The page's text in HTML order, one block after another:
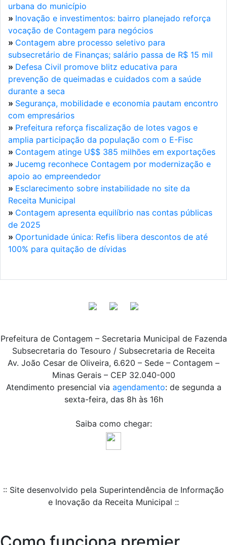
urbana do município
» Inovação e investimentos: bairro planejado reforça
vocação de Contagem para negócios
» Contagem abre processo seletivo para
subsecretário de Finanças; salário passa de R$ 15 mil
» Defesa Civil promove blitz educativa para
prevenção de queimadas e cuidados com a saúde
durante a seca
» Segurança, mobilidade e economia pautam encontro
com empresários
» Prefeitura reforça fiscalização de lotes vagos e
amplia participação da população com o E-Fisc
» Contagem atinge U$$ 385 milhões em exportações
» Jucemg reconhece Contagem por modernização e
apoio ao empreendedor
» Esclarecimento sobre instabilidade no site da
Receita Municipal
» Contagem apresenta equilíbrio nas contas públicas
de 2025
» Oportunidade única: Refis libera descontos de até
100% para quitação de dívidas
Prefeitura de Contagem – Secretaria Municipal de Fazenda
Subsecretaria do Tesouro / Subsecretaria de Receita
Av. João Cesar de Oliveira, 6.620 – Sede – Contagem –
Minas Gerais – CEP 32.040-000
Atendimento presencial via agendamento: de segunda a
sexta-feira, das 8h às 16h
Saiba como chegar:
:: Site desenvolvido pela Superintendência de Informação
e Inovação da Receita Municipal ::